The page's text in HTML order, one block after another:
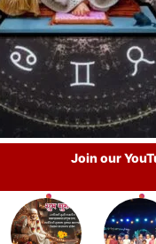
Join our